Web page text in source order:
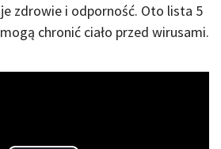
zdrowie i odporność. Oto lista 5
chronić ciało przed wirusami.